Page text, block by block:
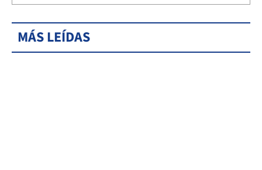
MÁS LEÍDAS